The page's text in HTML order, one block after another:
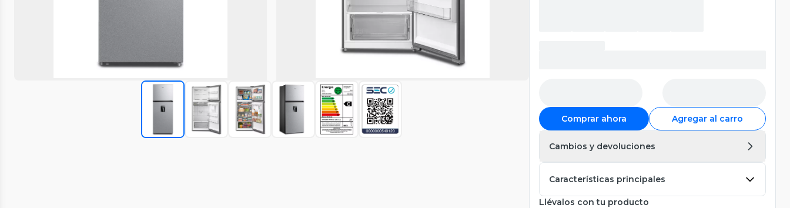
Comprar ahora Agregar al carro
Cambios y devoluciones
Características principales
Llévalos con tu producto